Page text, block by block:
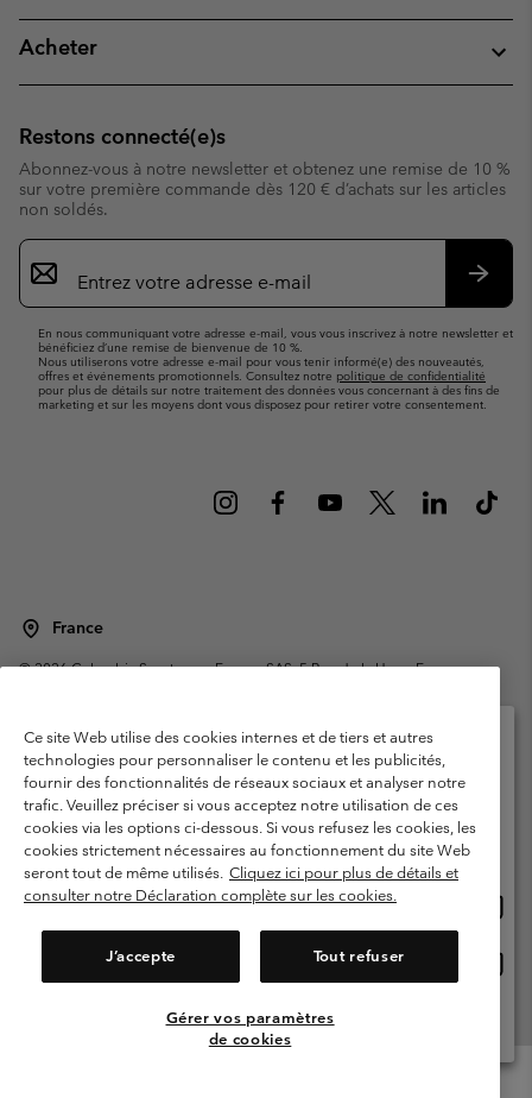
Acheter
Restons connecté(e)s
Abonnez-vous à notre newsletter et obtenez une remise de 10 %
sur votre première commande dès 120 € d’achats sur les articles
non soldés.
Inscription
par
e-
En nous communiquant votre adresse e-mail, vous vous inscrivez à notre newsletter et
bénéficiez d’une remise de bienvenue de 10 %.
Nous utiliserons votre adresse e-mail pour vous tenir informé(e) des nouveautés,
offres et événements promotionnels. Consultez notre politique de confidentialité
pour plus de détails sur notre traitement des données vous concernant à des fins de
marketing et sur les moyens dont vous disposez pour retirer votre consentement.
France
©2026Columbia Sportswear Europe SAS. 5 Rue de la Haye, Espace
Garanties Légales
Politique de confidentialité
Conditions d'utilisation - Membres
Conditions D'utilisation - Contenu généré par l'utilisateur
Impressum
Cookies
Public CBCR
Ce site Web utilise des cookies internes et de tiers et autres
technologies pour personnaliser le contenu et les publicités,
fournir des fonctionnalités de réseaux sociaux et analyser notre
trafic. Veuillez préciser si vous acceptez notre utilisation de ces
cookies via les options ci-dessous. Si vous refusez les cookies, les
cookies strictement nécessaires au fonctionnement du site Web
seront tout de même utilisés. Cliquez ici pour plus de détails et
consulter notre Déclaration complète sur les cookies.
J’accepte Tout refuser
Gérer vos paramètres
de cookies
Veuillez sélectionner votre pays d’expédition et
votre langue
Achats en ligne disponibles
United States
ligne
France
Voir Tous Les Pays